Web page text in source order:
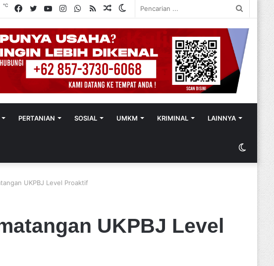
Switch
Random
RSS
WhatsApp
Instagram
YouTube
Twitter
Facebook
℃
PERTANIAN SOSIAL UMKM KRIMINAL LAINNYA
Switch
skin
UKPBJ Level Proaktif
UKPBJ Level